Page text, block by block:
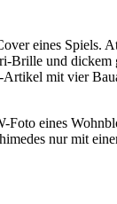
eines Spiels.
Brille und dickem
mit vier
eines
nur mit